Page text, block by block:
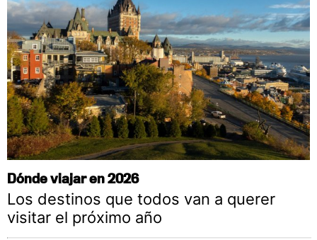
Dónde viajar en 2026
Los destinos que todos van a querer
visitar el próximo año